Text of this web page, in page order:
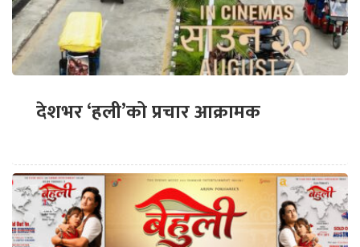
देशभर ‘हली’को प्रचार आक्रामक